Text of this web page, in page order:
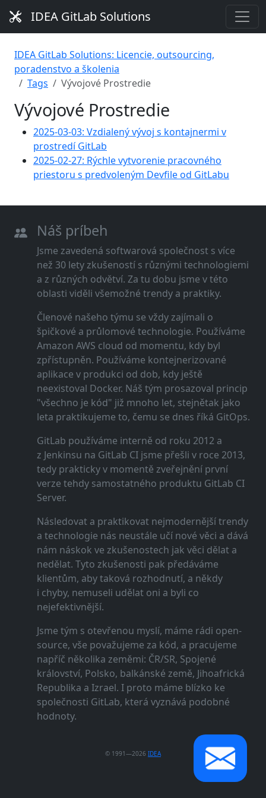
IDEA GitLab Solutions
IDEA GitLab Solutions: Licencie, outsourcing,
poradenstvo a školenia
Tags
Vývojové Prostredie
Vývojové Prostredie
2025-03-03: Vzdialený vývoj s kontajnermi v
prostredí GitLab
2025-02-27: Rýchle vytvorenie pracovného
priestoru s predvoleným Devfile od GitLabu
Náš príbeh
Jsme zavedená softwarová společnost s více
než 30 lety zkušeností s různými technologiemi
a z různých odvětví. Za tu dobu jsme v této
oblasti viděli všemožné trendy a praktiky.
Členové našeho týmu se vždy zajímali o
špičkové a průlomové technologie. Používáme
Amazon AWS cloud od momentu, kdy byl
zpřístupněn. Používáme kontejnerizované
aplikace v produkci od dob, kdy ještě
neexistoval Docker. Náš tým prosazoval princip
"všechno je kód" již mnoho let, stejnětak jako
leta praktikujeme to, čemu se dnes říká GitOps.
GitLab používáme interně od roku 2012 a
z Jenkinsu na GitLab CI jsme přešli v roce 2013,
tedy prakticky v momentě zveřejnění první
verze tehdy samostatného produktu GitLab CI
Server.
Následovat a praktikovat nejmodernější trendy
a technologie nás neustále učí nové věci a dává
nám náskok ve zkušenostech jak věci dělat a
nedělat. Tyto zkušenosti pak předáváme
klientům, aby taková rozhodnutí, a někdy
i chyby, nemuseli udělat oni a byli co
nejefektivnější.
Jsme tým s otevřenou myslí, máme rádi open-
source, vše považujeme za kód, a pracujeme
napříč několika zeměmi: ČR/SR, Spojené
království, Polsko, balkánské země, Jihoafrická
Republika a Izrael. I proto máme blízko ke
společnosti GitLab, která vyznává podobné
hodnoty.
© 1991—2026 IDEA